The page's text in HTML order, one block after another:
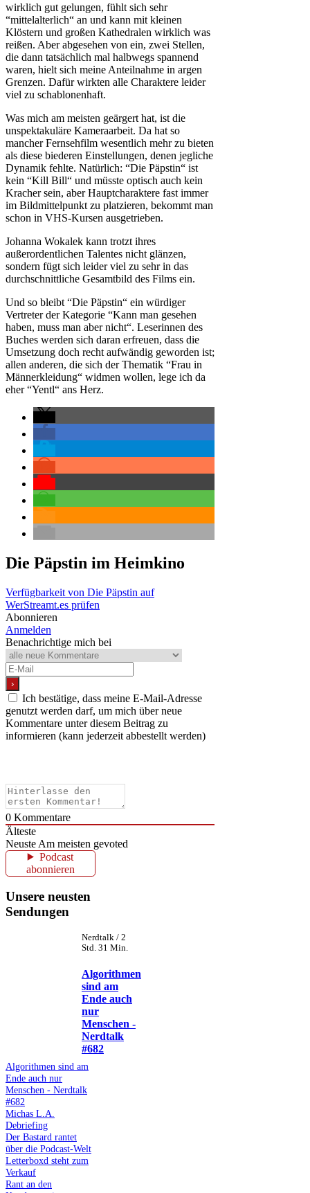
wirklich gut gelungen, fühlt sich sehr
“mittelalterlich“ an und kann mit kleinen
Klöstern und großen Kathedralen wirklich was
reißen. Aber abgesehen von ein, zwei Stellen,
die dann tatsächlich mal halbwegs spannend
waren, hielt sich meine Anteilnahme in argen
Grenzen. Dafür wirkten alle Charaktere leider
viel zu schablonenhaft.
Was mich am meisten geärgert hat, ist die
unspektakuläre Kameraarbeit. Da hat so
mancher Fernsehfilm wesentlich mehr zu bieten
als diese biederen Einstellungen, denen jegliche
Dynamik fehlte. Natürlich: “Die Päpstin“ ist
kein “Kill Bill“ und müsste optisch auch kein
Kracher sein, aber Hauptcharaktere fast immer
im Bildmittelpunkt zu platzieren, bekommt man
schon in VHS-Kursen ausgetrieben.
Johanna Wokalek kann trotzt ihres
außerordentlichen Talentes nicht glänzen,
sondern fügt sich leider viel zu sehr in das
durchschnittliche Gesamtbild des Films ein.
Und so bleibt “Die Päpstin“ ein würdiger
Vertreter der Kategorie “Kann man gesehen
haben, muss man aber nicht“. Leserinnen des
Buches werden sich daran erfreuen, dass die
Umsetzung doch recht aufwändig geworden ist;
allen anderen, die sich der Thematik “Frau in
Männerkleidung“ widmen wollen, lege ich da
eher “Yentl“ ans Herz.
Die Päpstin im Heimkino
Verfügbarkeit von Die Päpstin auf
WerStreamt.es prüfen
Abonnieren
Anmelden
Benachrichtige mich bei
Ich bestätige, dass meine E-Mail-Adresse
genutzt werden darf, um mich über neue
Kommentare unter diesem Beitrag zu
informieren (kann jederzeit abbestellt werden)
0 Kommentare
Älteste
Neuste Am meisten gevoted
Podcast
abonnieren
Unsere neusten
Sendungen
Nerdtalk / 2
Std. 31 Min.
Algorithmen
sind am
Ende auch
nur
Menschen -
Nerdtalk
#682
Algorithmen sind am
Ende auch nur
Menschen - Nerdtalk
#682
Michas L.A.
Debriefing
Der Bastard rantet
über die Podcast-Welt
Letterboxd steht zum
Verkauf
Rant an den